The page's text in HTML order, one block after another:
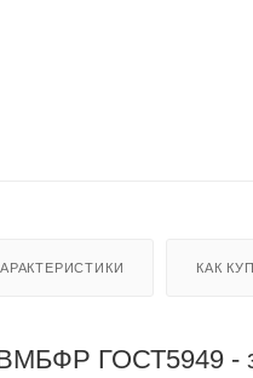
КАК
ГОСТ5949 -